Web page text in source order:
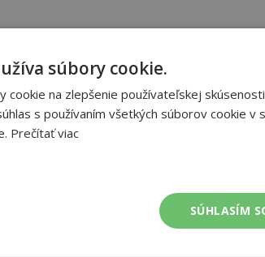
súbory cookie.
cookie na zlepšenie používateľskej
s používaním všetkých súborov cookie v
Prečítať viac
SÚHLASÍM